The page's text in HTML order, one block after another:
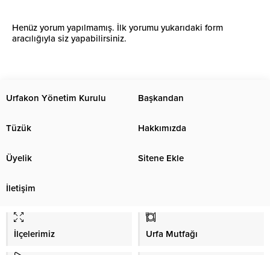
Henüz yorum yapılmamış. İlk yorumu yukarıdaki form
aracılığıyla siz yapabilirsiniz.
Urfakon Yönetim Kurulu Başkandan
Tüzük Hakkımızda
Üyelik Sitene Ekle
İletişim
İlçelerimiz Urfa Mutfağı